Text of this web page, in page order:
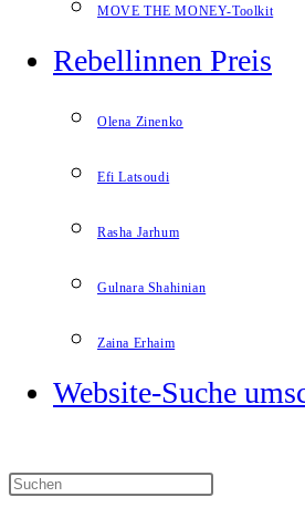
MOVE THE MONEY-Toolkit
Rebellinnen Preis
Olena Zinenko
Efi Latsoudi
Rasha Jarhum
Gulnara Shahinian
Zaina Erhaim
Website-Suche